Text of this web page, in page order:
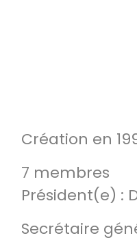
Création en
7 membres
Président(e) :
Secrétaire